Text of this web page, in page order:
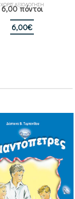
ΧΩΡΙΣ ΑΞΙΟΛΟΓΗΣΗ
6,00 πόντοι
6,00€